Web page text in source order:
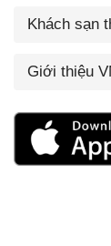
Khách sạn
Giới thiệu